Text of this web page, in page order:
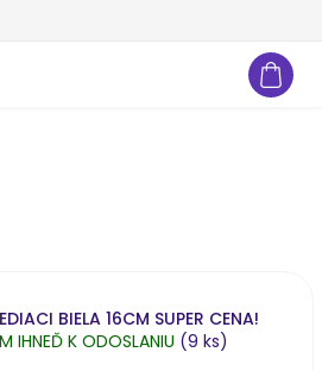
Hľadať
BIELA 16CM SUPER CENA!
IHNEĎ K ODOSLANIU (9 ks)